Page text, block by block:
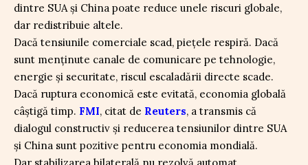
dintre SUA și China poate reduce unele riscuri globale,
dar redistribuie altele.
Dacă tensiunile comerciale scad, piețele respiră. Dacă
sunt menținute canale de comunicare pe tehnologie,
energie și securitate, riscul escaladării directe scade.
Dacă ruptura economică este evitată, economia globală
câștigă timp. FMI, citat de Reuters, a transmis că
dialogul constructiv și reducerea tensiunilor dintre SUA
și China sunt pozitive pentru economia mondială.
Dar stabilizarea bilaterală nu rezolvă automat